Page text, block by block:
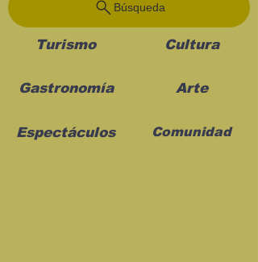
Búsqueda
Turismo Cultura
Gastronomía Arte
Espectáculos Comunidad